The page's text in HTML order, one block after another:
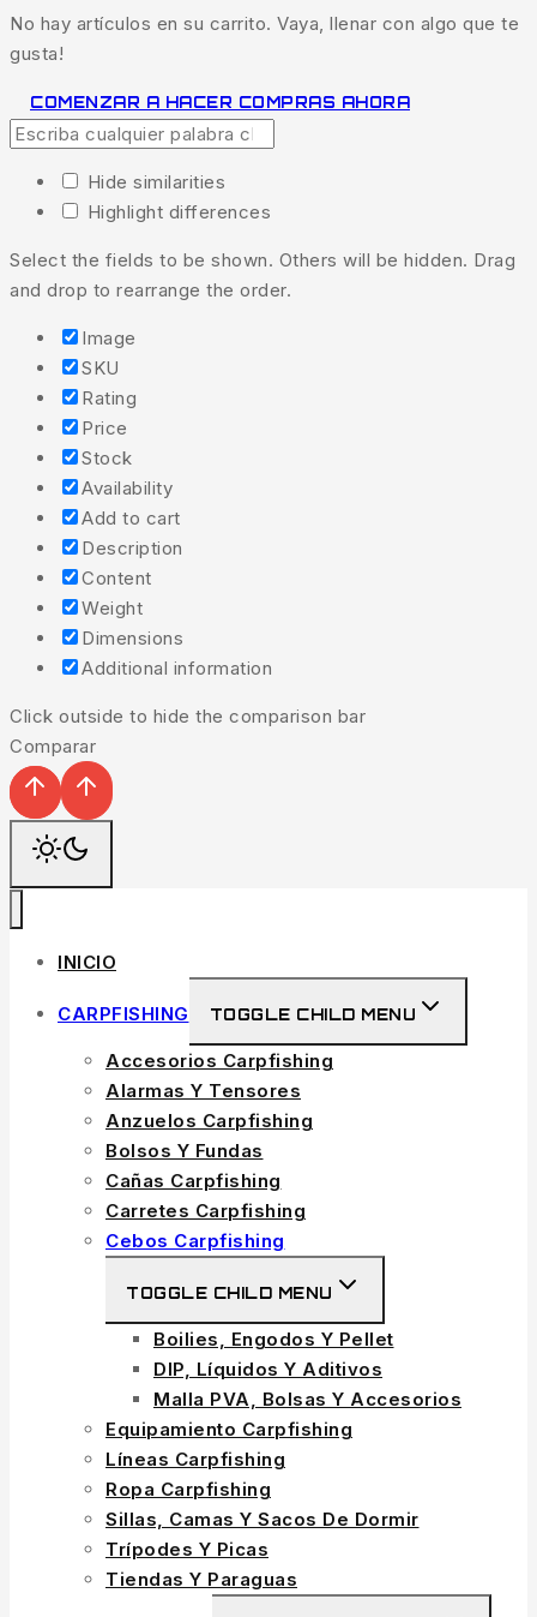
No hay artículos en su carrito. Vaya, llenar con algo que te
gusta!
COMENZAR A HACER COMPRAS AHORA
Hide similarities
Highlight differences
Select the fields to be shown. Others will be hidden. Drag
and drop to rearrange the order.
Image
SKU
Rating
Price
Stock
Availability
Add to cart
Description
Content
Weight
Dimensions
Additional information
Click outside to hide the comparison bar
Comparar
INICIO
CARPFISHING TOGGLE CHILD MENU
Accesorios Carpfishing
Alarmas Y Tensores
Anzuelos Carpfishing
Bolsos Y Fundas
Cañas Carpfishing
Carretes Carpfishing
Cebos Carpfishing
TOGGLE CHILD MENU
Boilies, Engodos Y Pellet
DIP, Líquidos Y Aditivos
Malla PVA, Bolsas Y Accesorios
Equipamiento Carpfishing
Líneas Carpfishing
Ropa Carpfishing
Sillas, Camas Y Sacos De Dormir
Trípodes Y Picas
Tiendas Y Paraguas